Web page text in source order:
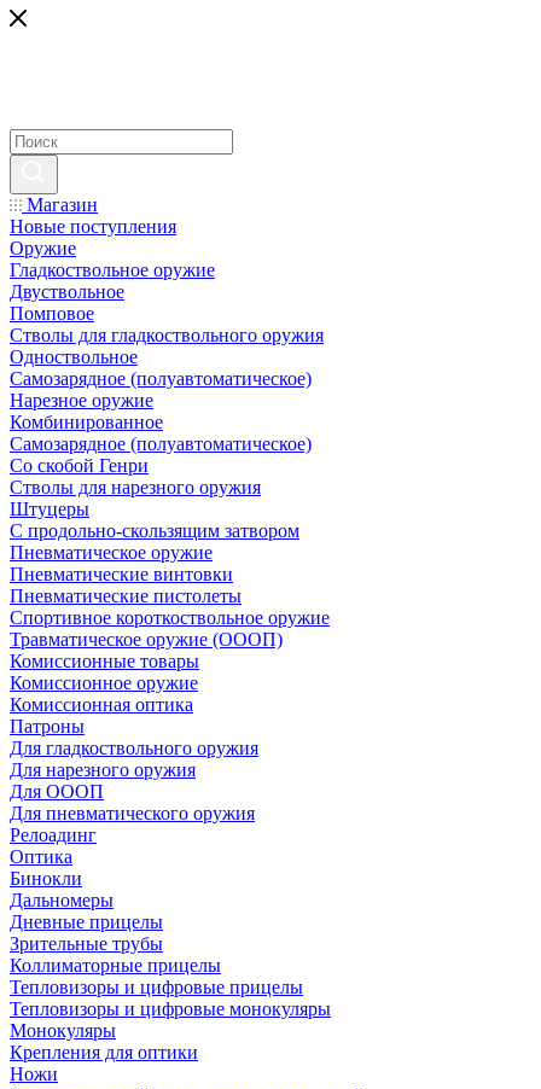
Магазин
Новые поступления
Оружие
Гладкоствольное оружие
Двуствольное
Помповое
Стволы для гладкоствольного оружия
Одноствольное
Самозарядное (полуавтоматическое)
Нарезное оружие
Комбинированное
Самозарядное (полуавтоматическое)
Со скобой Генри
Стволы для нарезного оружия
Штуцеры
С продольно-скользящим затвором
Пневматическое оружие
Пневматические винтовки
Пневматические пистолеты
Спортивное короткоствольное оружие
Травматическое оружие (ОООП)
Комиссионные товары
Комиссионное оружие
Комиссионная оптика
Патроны
Для гладкоствольного оружия
Для нарезного оружия
Для ОООП
Для пневматического оружия
Релоадинг
Оптика
Бинокли
Дальномеры
Дневные прицелы
Зрительные трубы
Коллиматорные прицелы
Тепловизоры и цифровые прицелы
Тепловизоры и цифровые монокуляры
Монокуляры
Крепления для оптики
Ножи